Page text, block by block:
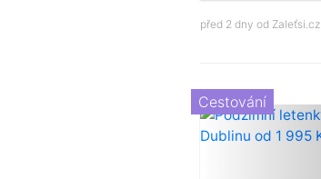
před 2 dny od Zaleťsi.cz
Cestování